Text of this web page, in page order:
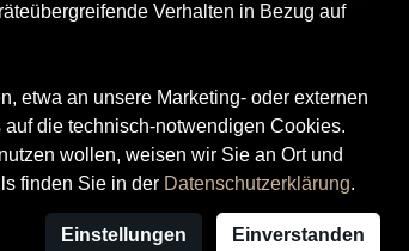
Verhalten in Bezug auf
etwa an unsere Marketing- oder externen
die technisch-notwendigen Cookies.
wollen, weisen wir Sie an Ort und
finden Sie in der Datenschutzerklärung.
Einstellungen Einverstanden